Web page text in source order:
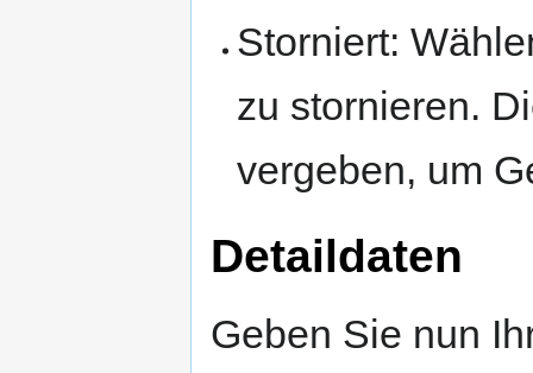
Storniert:
zu stornieren.
vergeben, um
Detaildaten
Geben Sie nun